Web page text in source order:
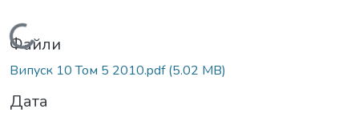
Вантажиться...
Файли
Випуск 10 Том 5 2010.pdf(5.02 MB)
Дата